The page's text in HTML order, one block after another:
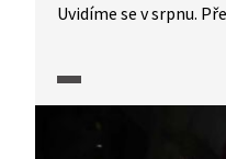
Uvidíme se v srpnu.
román dopsal,